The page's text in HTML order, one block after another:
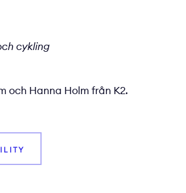
cykling
och Hanna Holm från K2.